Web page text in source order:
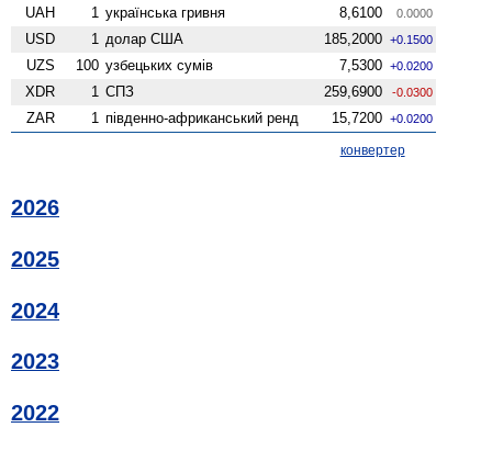
UAH 1 українська гривня 8,6100 0.0000
USD 1 долар США 185,2000 +0.1500
UZS 100 узбецьких сумів 7,5300 +0.0200
XDR 1 СПЗ 259,6900 -0.0300
ZAR 1 південно-африканський ренд 15,7200 +0.0200
конвертер
2026
2025
2024
2023
2022